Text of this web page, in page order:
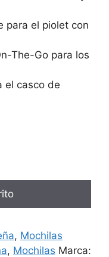
para el piolet con
The-Go para los
el casco de
, Mochilas
, Mochilas Marca: